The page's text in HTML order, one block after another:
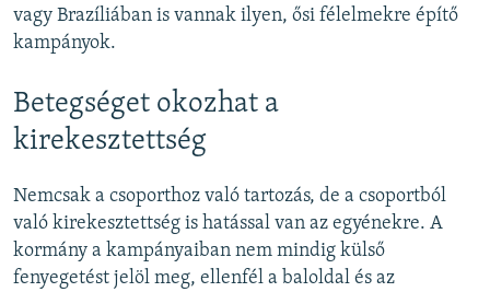
vagy Brazíliában is vannak ilyen, ősi félelmekre építő
kampányok.
Betegséget okozhat a
kirekesztettség
Nemcsak a csoporthoz való tartozás, de a csoportból
való kirekesztettség is hatással van az egyénekre. A
kormány a kampányaiban nem mindig külső
fenyegetést jelöl meg, ellenfél a baloldal és az